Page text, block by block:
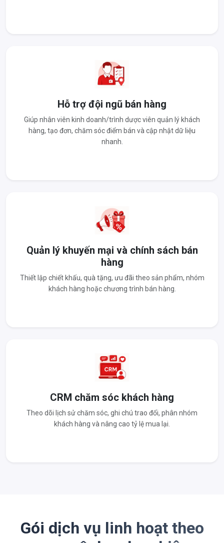
Hỗ trợ đội ngũ bán hàng
Giúp nhân viên kinh doanh/trình dược viên quản lý khách
hàng, tạo đơn, chăm sóc điểm bán và cập nhật dữ liệu
nhanh.
Quản lý khuyến mại và chính sách bán
hàng
Thiết lập chiết khấu, quà tặng, ưu đãi theo sản phẩm, nhóm
khách hàng hoặc chương trình bán hàng.
CRM chăm sóc khách hàng
Theo dõi lịch sử chăm sóc, ghi chú trao đổi, phân nhóm
khách hàng và nâng cao tỷ lệ mua lại.
Gói dịch vụ linh hoạt theo